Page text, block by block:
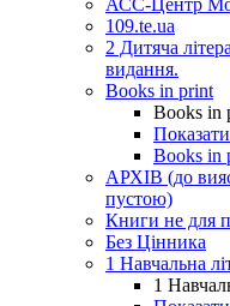
АСС-Центр
109.te.ua
2 Дитяча
видання.
Books in print
Books in
Показати
Books in
АРХІВ (до
пустою)
Книги не для
Без Цінника
1 Навчальна
1